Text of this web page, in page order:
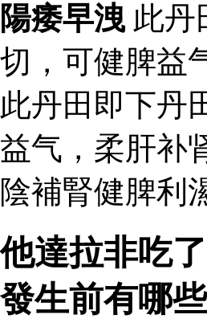
陽痿早洩 此丹
切，可健脾益
此丹田即下丹
益气，柔肝补
陰補腎健脾利
他達拉非吃
發生前有哪